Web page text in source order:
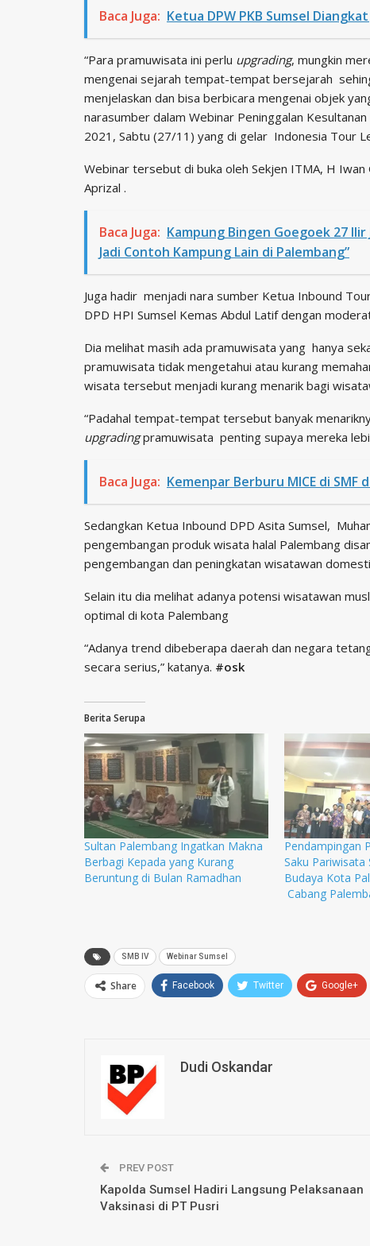
Baca Juga: Ketua DPW PKB Sumsel
“Para pramuwisata ini perlu upgrading, mungkin
mengenai sejarah tempat-tempat bersejarah
menjelaskan dan bisa berbicara mengenai objek
narasumber dalam Webinar Peninggalan
2021, Sabtu (27/11) yang di gelar Indonesia Tour
Webinar tersebut di buka oleh Sekjen ITMA, H
Aprizal .
Baca Juga: Kampung Bingen Goegoek 27 Ilir
Jadi Contoh Kampung Lain di Palembang”
Juga hadir menjadi nara sumber Ketua Inbound
DPD HPI Sumsel Kemas Abdul Latif dengan
Dia melihat masih ada pramuwisata yang hanya
pramuwisata tidak mengetahui atau kurang
wisata tersebut menjadi kurang menarik bagi
“Padahal tempat-tempat tersebut banyak
upgradingpramuwisata penting supaya mereka
Baca Juga: Kemenpar Berburu MICE di SMF
Sedangkan Ketua Inbound DPD Asita Sumsel,
pengembangan produk wisata halal Palembang
pengembangan dan peningkatan wisatawan
Selain itu dia melihat adanya potensi wisatawan
optimal di kota Palembang
“Adanya trend dibeberapa daerah dan negara
secara serius,” katanya. #osk
Berita Serupa
Sultan Palembang Ingatkan Makna
Berbagi Kepada yang Kurang
Beruntung di Bulan Ramadhan
Pendampingan
Saku Pariwisata
Budaya Kota
Cabang
SMB IV Webinar Sumsel
Share Facebook Twitter Google+
Dudi Oskandar
PREV POST
Kapolda Sumsel Hadiri Langsung Pelaksanaan
Vaksinasi di PT Pusri